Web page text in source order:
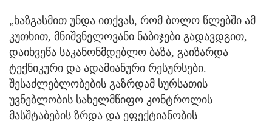
„ხაზგასმით უნდა ითქვას, რომ ბოლო წლებში ამ
კუთხით, მნიშვნელოვანი ნაბიჯები გადავდგით,
დაიხვეწა საკანონმდებლო ბაზა, გაიზარდა
ტექნიკური და ადამიანური რესურსები.
შესაძლებლობების გაზრდამ სურსათის
უვნებლობის სახელმწიფო კონტროლის
მასშტაბების ზრდა და ეფექტიანობის